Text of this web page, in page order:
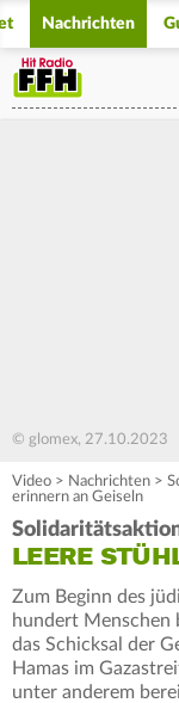
Nachrichten
© glomex, 27.10.2023
Video > Nachrichten >
erinnern an Geiseln
LEERE
Zum Beginn des
hundert Menschen
das Schicksal der
Hamas im
unter anderem